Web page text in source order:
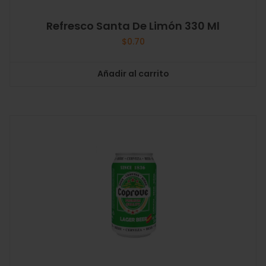
Refresco Santa De Limón 330 Ml
$0.70
Añadir al carrito